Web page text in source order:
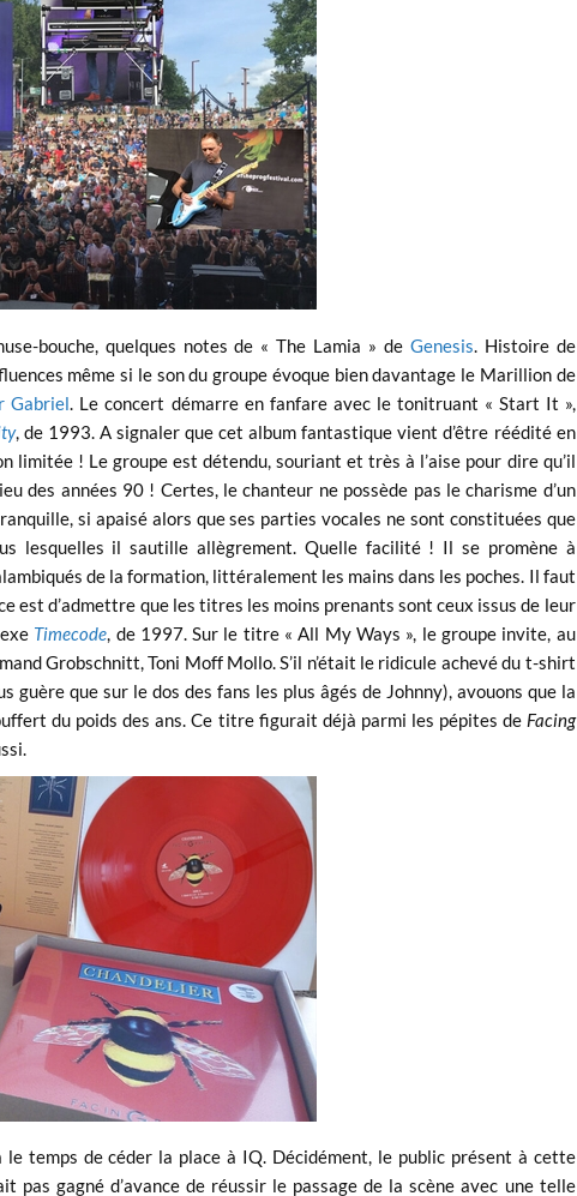
bouche, quelques notes de « The Lamia » de Genesis . Histoire de
même si le son du groupe évoque bien davantage le Marillion de
Gabriel . Le concert démarre en fanfare avec le tonitruant « Start It »,
, de 1993. A signaler que cet album fantastique vient d’être réédité en
limitée ! Le groupe est détendu, souriant et très à l’aise pour dire qu’il
des années 90 ! Certes, le chanteur ne possède pas le charisme d’un
si apaisé alors que ses parties vocales ne sont constituées que
lesquelles il sautille allègrement. Quelle facilité ! Il se promène à
de la formation, littéralement les mains dans les poches. Il faut
est d’admettre que les titres les moins prenants sont ceux issus de leur
Timecode , de 1997. Sur le titre « All My Ways », le groupe invite, au
Grobschnitt, Toni Moff Mollo. S’il n’était le ridicule achevé du t-shirt
guère que sur le dos des fans les plus âgés de Johnny), avouons que la
du poids des ans. Ce titre figurait déjà parmi les pépites de Facing
temps de céder la place à IQ. Décidément, le public présent à cette
pas gagné d’avance de réussir le passage de la scène avec une telle